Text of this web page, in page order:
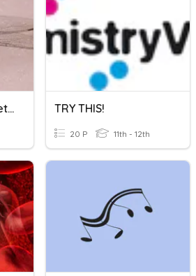
Powłoki Ciała, Symetria I Ruch Zwierząt TRY THIS!
20 P 11th - 12th